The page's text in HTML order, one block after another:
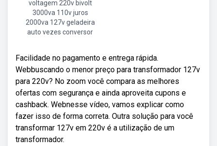
voltagem 220v bivolt
3000va 110v juros
2000va 127v geladeira
auto vezes conversor
Facilidade no pagamento e entrega rápida.
Webbuscando o menor preço para transformador 127v
para 220v? No zoom você compara as melhores
ofertas com segurança e ainda aproveita cupons e
cashback. Webnesse vídeo, vamos explicar como
fazer isso de forma correta. Outra solução para você
transformar 127v em 220v é a utilização de um
transformador.